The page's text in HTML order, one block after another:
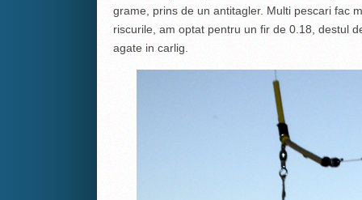
grame, prins de un antitagler. Multi pescari fac
riscurile, am optat pentru un fir de 0.18, destul
agate in carlig.